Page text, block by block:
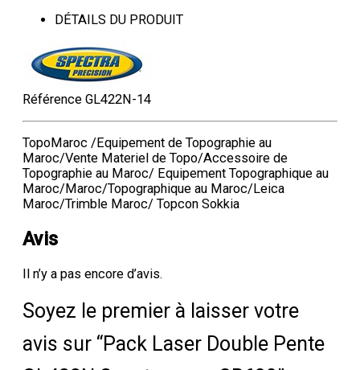
DÉTAILS DU PRODUIT
Référence GL422N-14
TopoMaroc /Equipement de Topographie au
Maroc/Vente Materiel de Topo/Accessoire de
Topographie au Maroc/ Equipement Topographique au
Maroc/Maroc/Topographique au Maroc/Leica
Maroc/Trimble Maroc/ Topcon Sokkia
Avis
Il n’y a pas encore d’avis.
Soyez le premier à laisser votre
avis sur “Pack Laser Double Pente